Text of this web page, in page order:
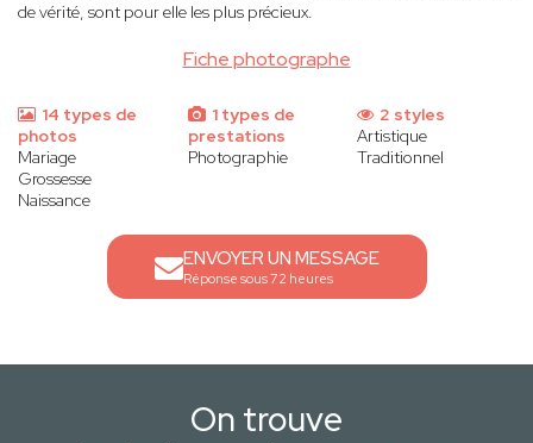
Fiche photographe
de vérité, sont pour elle les plus précieux.
14 types de
photos
Mariage
Grossesse
Naissance
1 types de
prestations
Photographie
2 styles
Artistique
Traditionnel
ENVOYER UN MESSAGE
Réponse sous 72 heures
On trouve